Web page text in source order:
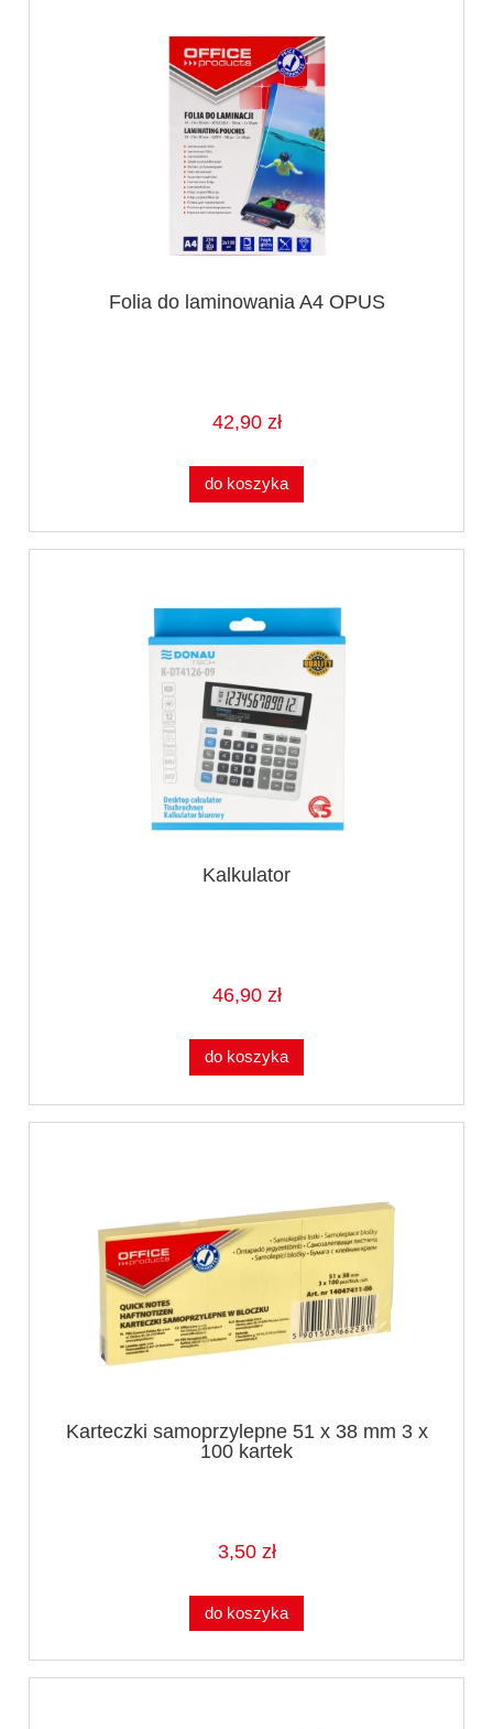
Folia do laminowania A4 OPUS
42,90 zł
do koszyka
Kalkulator
46,90 zł
do koszyka
Karteczki samoprzylepne 51 x 38 mm 3 x
100 kartek
3,50 zł
do koszyka